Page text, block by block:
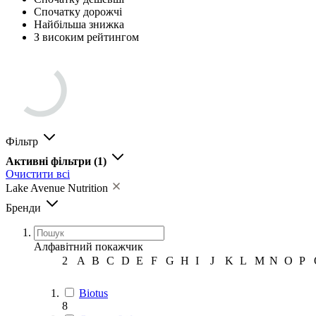
Спочатку дорожчі
Найбільша знижка
З високим рейтингом
Фільтр
Активні фільтри (1)
Очистити всі
Lake Avenue Nutrition
Бренди
Алфавітний покажчик
2
A B C D E F G H I J K L M N O P
Biotus
8